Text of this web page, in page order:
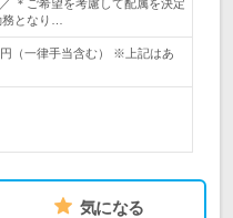
＊ご希望を考慮して配属を決定
となり…
（一律手当含む） ※上記はあ
気になる